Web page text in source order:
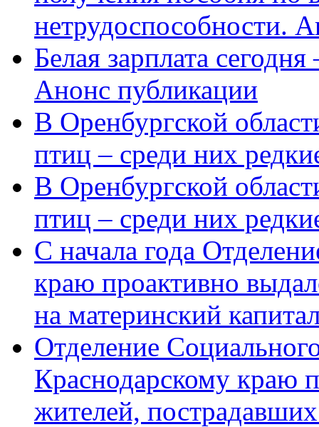
нетрудоспособности.
Белая зарплата
Анонс публикации
В Оренбургской
птиц – среди них
В Оренбургской
птиц – среди них
С начала года
краю проактивно
на материнский
Отделение
Краснодарскому краю
жителей,